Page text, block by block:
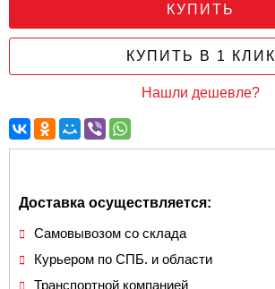
КУПИТЬ
КУПИТЬ В 1 КЛИК
Нашли дешевле?
Доставка осуществляется:
Самовывозом со склада
Курьером по СПБ. и области
Транспортной компанией